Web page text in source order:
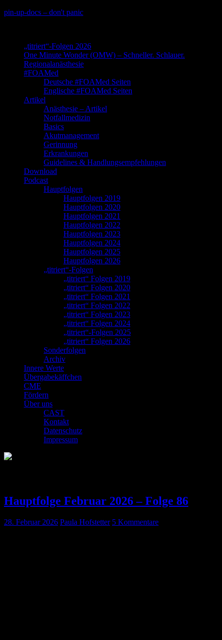
Skip
pin-up-docs – don't panic
„titriert“-Folgen 2026
One Minute Wonder (OMW) – Schneller. Schlauer.
Regionalanästhesie
#FOAMed
Deutsche #FOAMed Seiten
Englische #FOAMed Seiten
Artikel
Anästhesie – Artikel
Notfallmedizin
Basics
Akutmanagement
Gerinnung
Erkrankungen
Guidelines & Handlungsempfehlungen
Download
Podcast
Hauptfolgen
Hauptfolgen 2019
Hauptfolgen 2020
Hauptfolgen 2021
Hauptfolgen 2022
Hauptfolgen 2023
Hauptfolgen 2024
Hauptfolgen 2025
Hauptfolgen 2026
„titriert“-Folgen
„titriert“ Folgen 2019
„titriert“ Folgen 2020
„titriert“ Folgen 2021
„titriert“ Folgen 2022
„titriert“ Folgen 2023
„titriert“ Folgen 2024
„titriert“-Folgen 2025
„titriert“ Folgen 2026
Sonderfolgen
Archiv
Innere Werte
Übergabekäffchen
CME
Fördern
Über uns
CAST
Kontakt
Datenschutz
Impressum
Hauptfolge Februar 2026 – Folge 86
28. Februar 2026 Paula Hofstetter 5 Kommentare